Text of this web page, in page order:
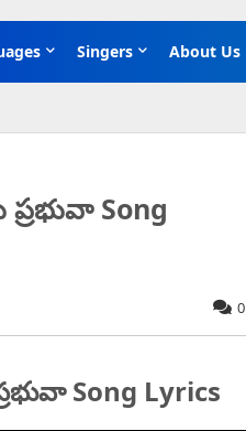
Singers About Us
Song
0
Song Lyrics